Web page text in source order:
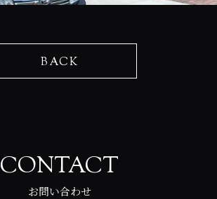
BACK
CONTACT
お問い合わせ